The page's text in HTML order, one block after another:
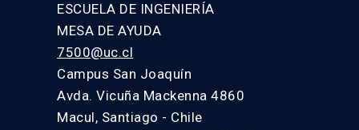
ESCUELA DE INGENIERÍA
MESA DE AYUDA
7500@uc.cl
Campus San Joaquín
Avda. Vicuña Mackenna 4860
Macul, Santiago - Chile